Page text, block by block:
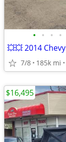
• • • •
7/8 185k mi
$16,495